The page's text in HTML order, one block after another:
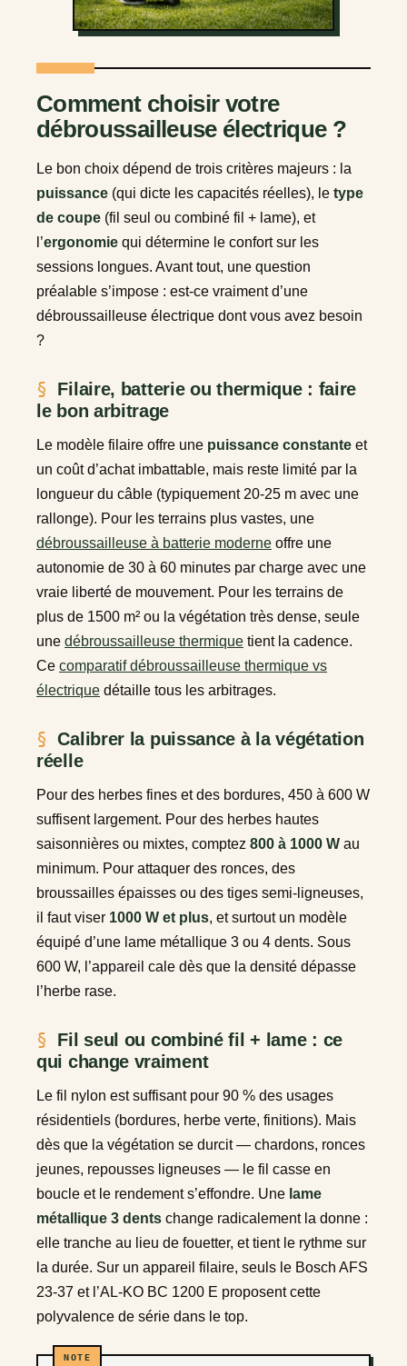
Comment choisir votre
débroussailleuse électrique ?
Le bon choix dépend de trois critères majeurs : la
puissance (qui dicte les capacités réelles), le type
de coupe (fil seul ou combiné fil + lame), et
l’ergonomie qui détermine le confort sur les
sessions longues. Avant tout, une question
préalable s’impose : est-ce vraiment d’une
débroussailleuse électrique dont vous avez besoin
?
Filaire, batterie ou thermique : faire
le bon arbitrage
Le modèle filaire offre une puissance constante et
un coût d’achat imbattable, mais reste limité par la
longueur du câble (typiquement 20-25 m avec une
rallonge). Pour les terrains plus vastes, une
débroussailleuse à batterie moderne offre une
autonomie de 30 à 60 minutes par charge avec une
vraie liberté de mouvement. Pour les terrains de
plus de 1500 m² ou la végétation très dense, seule
une débroussailleuse thermique tient la cadence.
Ce comparatif débroussailleuse thermique vs
électrique détaille tous les arbitrages.
Calibrer la puissance à la végétation
réelle
Pour des herbes fines et des bordures, 450 à 600 W
suffisent largement. Pour des herbes hautes
saisonnières ou mixtes, comptez 800 à 1000 W au
minimum. Pour attaquer des ronces, des
broussailles épaisses ou des tiges semi-ligneuses,
il faut viser 1000 W et plus, et surtout un modèle
équipé d’une lame métallique 3 ou 4 dents. Sous
600 W, l’appareil cale dès que la densité dépasse
l’herbe rase.
Fil seul ou combiné fil + lame : ce
qui change vraiment
Le fil nylon est suffisant pour 90 % des usages
résidentiels (bordures, herbe verte, finitions). Mais
dès que la végétation se durcit — chardons, ronces
jeunes, repousses ligneuses — le fil casse en
boucle et le rendement s’effondre. Une lame
métallique 3 dents change radicalement la donne :
elle tranche au lieu de fouetter, et tient le rythme sur
la durée. Sur un appareil filaire, seuls le Bosch AFS
23-37 et l’AL-KO BC 1200 E proposent cette
polyvalence de série dans le top.